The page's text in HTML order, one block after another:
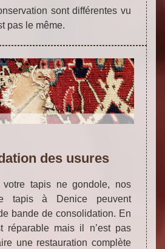
sont différentes vu
pas le même.
des usures
votre tapis ne gondole, nos
tapis à Denice peuvent
bande de consolidation. En
réparable mais il n’est pas
une restauration complète